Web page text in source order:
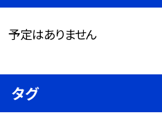
予定はありません
タグ